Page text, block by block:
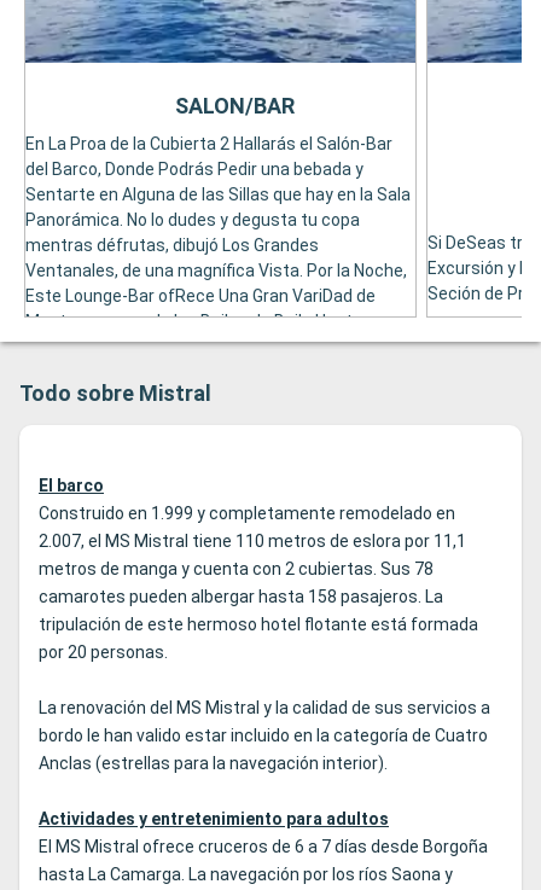
En La Proa de la Cubierta 2 Hallarás el Salón-Bar
del Barco, Donde Podrás Pedir una bebada y
Sentarte en Alguna de las Sillas que hay en la Sala
Panorámica. No lo dudes y degusta tu copa
mentras défrutas, dibujó Los Grandes
Ventanales, de una magnífica Vista. Por la Noche,
Este Lounge-Bar ofRece Una Gran VariDad de
Mantenanceos, de los Bailes de Baile Hasta
Juegos. Durante Las Noches de Baile, diviertete
SALON/BAR
Si DeSeas
Excursión y
Seción de
Todo sobre Mistral
El barco
Construido en 1.999 y completamente remodelado en
2.007, el MS Mistral tiene 110 metros de eslora por 11,1
metros de manga y cuenta con 2 cubiertas. Sus 78
camarotes pueden albergar hasta 158 pasajeros. La
tripulación de este hermoso hotel flotante está formada
por 20 personas.
La renovación del MS Mistral y la calidad de sus servicios a
bordo le han valido estar incluido en la categoría de Cuatro
Anclas (estrellas para la navegación interior).
Actividades y entretenimiento para adultos
El MS Mistral ofrece cruceros de 6 a 7 días desde Borgoña
hasta La Camarga. La navegación por los ríos Saona y